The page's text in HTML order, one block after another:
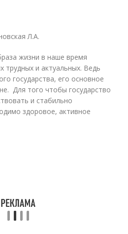
Л.А.
жизни в наше время
трудных и актуальных. Ведь
государства, его основное
Для того чтобы государство
и стабильно
здоровое, активное